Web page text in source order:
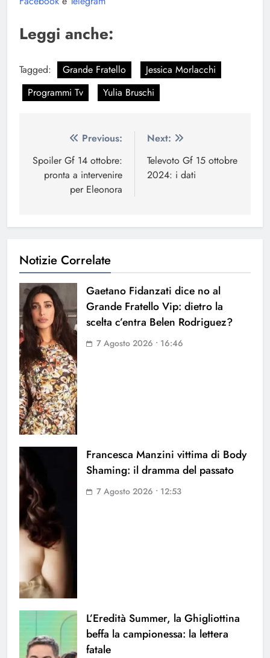
Leggi anche:
Tagged: Grande Fratello
Jessica Morlacchi
Programmi Tv
Yulia Bruschi
Navigazione
articoli
Previous:
Spoiler Gf 14 ottobre:
pronta a intervenire
per Eleonora
Next:
Televoto Gf 15 ottobre
2024: i dati
Notizie Correlate
Gaetano Fidanzati dice no al
Grande Fratello Vip: dietro la
scelta c’entra Belen Rodriguez?
7 Agosto 2026 • 16:46
Francesca Manzini vittima di Body
Shaming: il dramma del passato
7 Agosto 2026 • 12:53
L’Eredità Summer, la Ghigliottina
beffa la campionessa: la lettera
fatale